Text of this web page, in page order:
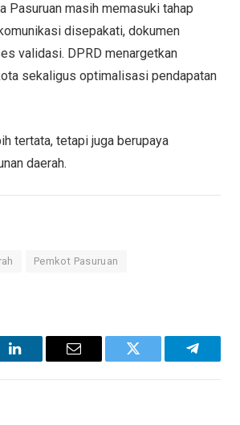
Pasuruan masih memasuki tahap
disepakati, dokumen
validasi. DPRD menargetkan
sekaligus optimalisasi pendapatan
tertata, tetapi juga berupaya
daerah.
Pemkot Pasuruan
LinkedIn Email Twitter Telegram